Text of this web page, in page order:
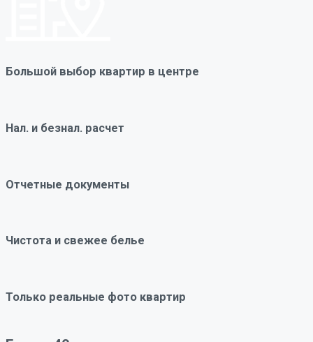
Большой выбор квартир в центре
Нал. и безнал. расчет
Отчетные документы
Чистота и свежее белье
Только реальные фото квартир